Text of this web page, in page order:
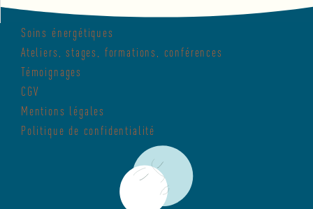
Soins énergétiques
Ateliers, stages, formations, conférences
Témoignages
CGV
Mentions légales
Politique de confidentialité